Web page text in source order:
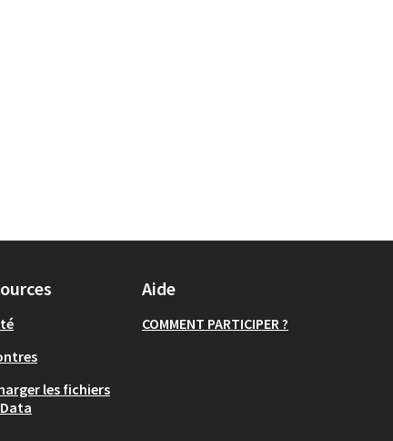
les fichiers
Aide
COMMENT PARTICIPER ?